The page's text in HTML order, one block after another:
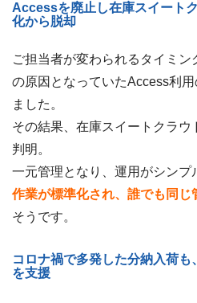
Accessを廃止し在庫スイート
化から脱却
ご担当者が変わられるタイミ
の原因となっていたAccess利
ました。
その結果、在庫スイートクラ
判明。
一元管理となり、運用がシンプ
作業が標準化され、誰でも同じ
そうです。
コロナ禍で多発した分納入荷
を支援